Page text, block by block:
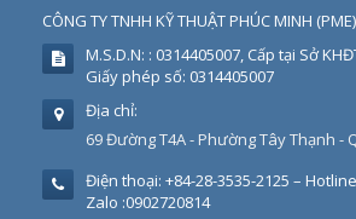
CÔNG TY TNHH KỸ THUẬT PHÚC MINH (PME)
M.S.D.N: : 0314405007, Cấp tại Sở
Giấy phép số: 0314405007
Địa chỉ:
69 Đường T4A - Phường Tây Thạnh -
Điện thoại: +84-28-3535-2125 –
Zalo :0902720814